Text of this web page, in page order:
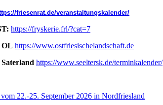
friesenrat.de/veranstaltungskalender/
https://fryskerie.frl/?cat=7
OL https://www.ostfriesischelandschaft.de
https://www.seeltersk.de/terminkalender/
22.-25. September 2026 in Nordfriesland